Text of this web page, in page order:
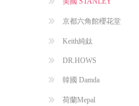
京都六角館櫻花堂
Keith純鈦
DR.HOWS
韓國 Damda
荷蘭Mepal